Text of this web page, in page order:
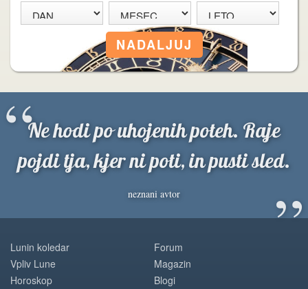
Ne hodi po uhojenih poteh. Raje
pojdi tja, kjer ni poti, in pusti sled.
neznani avtor ”
“
Lunin koledar
Vpliv Lune
Horoskop
Forum
Magazin
Blogi